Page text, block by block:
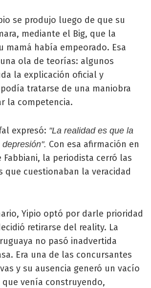
se produjo luego de que su
mediante el Big, que la
mamá había empeorado. Esa
ola de teorías: algunos
la explicación oficial y
tratarse de una maniobra
la competencia.
expresó: "La realidad es que la
Con esa afirmación en
Fabbiani, la periodista cerró las
que cuestionaban la veracidad
Yipio optó por darle prioridad
retirarse del reality. La
no pasó inadvertida
Era una de las concursantes
y su ausencia generó un vacío
que venía construyendo,